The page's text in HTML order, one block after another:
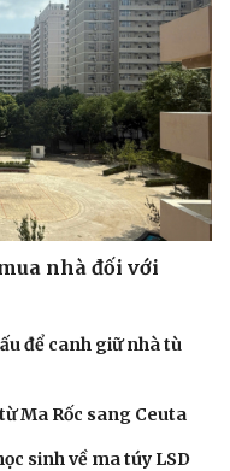
nhà đối với
để canh giữ nhà tù
Ma Rốc sang Ceuta
sinh về ma túy LSD